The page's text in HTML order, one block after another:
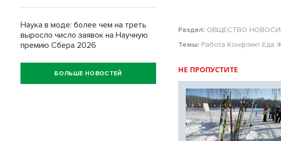
Раздел: ОБЩЕСТВО
Темы: Работа Конфликт Еда
НЕ ПРОПУСТИТЕ
Наука в моде: более чем на треть
выросло число заявок на Научную
премию Сбера 2026
БОЛЬШЕ НОВОСТЕЙ